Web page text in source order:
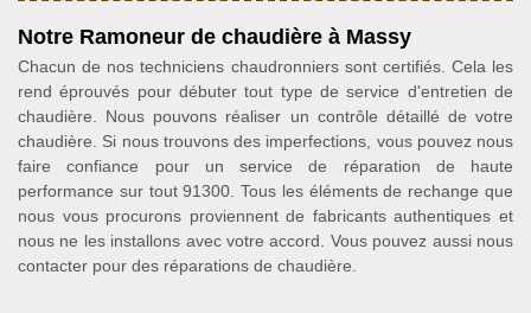
Notre Ramoneur de chaudière à Massy
Chacun de nos techniciens chaudronniers sont certifiés. Cela les
rend éprouvés pour débuter tout type de service d'entretien de
chaudière. Nous pouvons réaliser un contrôle détaillé de votre
chaudière. Si nous trouvons des imperfections, vous pouvez nous
faire confiance pour un service de réparation de haute
performance sur tout 91300. Tous les éléments de rechange que
nous vous procurons proviennent de fabricants authentiques et
nous ne les installons avec votre accord. Vous pouvez aussi nous
contacter pour des réparations de chaudière.